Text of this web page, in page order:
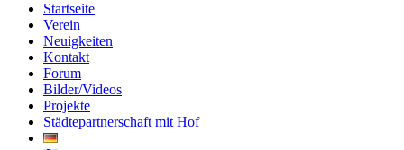
Startseite
Verein
Neuigkeiten
Kontakt
Forum
Bilder/Videos
Projekte
Städtepartnerschaft mit Hof